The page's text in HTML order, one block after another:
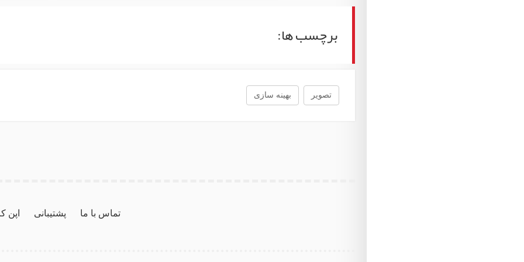
برچسب ها:
تصویر بهینه سازی
تماس با ما پشتیبانی اپن